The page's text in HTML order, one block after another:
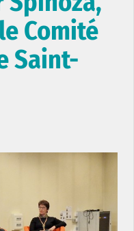
Comité
Saint-